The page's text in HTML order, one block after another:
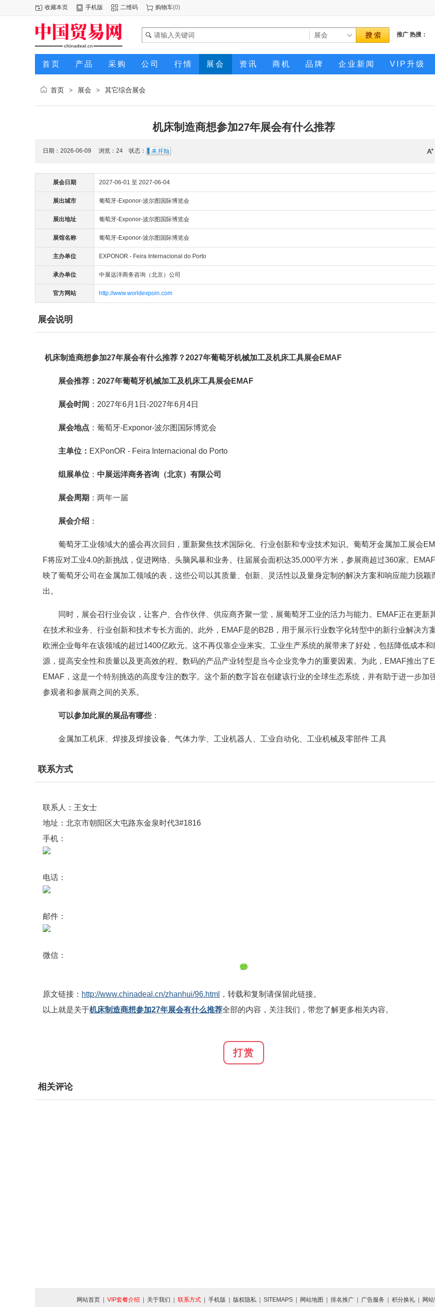
收藏本页 手机版 二维码 购物车(0)
推广 热搜：
首页 产品 采购 公司 行情 展会 资讯 商机 品牌 企业新闻 VIP升级
首页 > 展会 > 其它综合展会
机床制造商想参加27年展会有什么推荐
日期：2026-06-09 浏览： 24 状态：
展会日期 2027-06-01 至 2027-06-04
展出城市 葡萄牙-Exponor-波尔图国际博览会
展出地址 葡萄牙-Exponor-波尔图国际博览会
展馆名称 葡萄牙-Exponor-波尔图国际博览会
主办单位 EXPONOR - Feira Internacional do Porto
承办单位 中展远洋商务咨询（北京）公司
官方网站 http://www.worldexpoin.com
展会说明
机床制造商想参加27年展会有什么推荐？2027年葡萄牙机械加工及机床工具展会EMAF
展会推荐：2027年葡萄牙机械加工及机床工具展会EMAF
展会时间 ：2027年6月1日-2027年6月4日
展会地点 ：葡萄牙-Exponor-波尔图国际博览会
主单位： EXPonOR - Feira Internacional do Porto
组展单位 ： 中展远洋商务咨询（北京）有限公司
展会周期 ：两年一届
展会介绍 ：
葡萄牙工业领域大的盛会再次回归，重新聚焦技术国际化、行业创新和专业技术知识。葡萄牙金属加工展会
F将应对工业4.0的新挑战，促进网络、头脑风暴和业务。往届展会面积达35,000平方米，参展商超过360家。
映了葡萄牙公司在金属加工领域的表，这些公司以其质量、创新、灵活性以及量身定制的解决方案和响应能力脱颖
出。
同时，展会召行业会议，让客户、合作伙伴、供应商齐聚一堂，展葡萄牙工业的活力与能力。EMAF正在更新
在技术和业务、行业创新和技术专长方面的。此外，EMAF是的B2B，用于展示行业数字化转型中的新行业解决方
欧洲企业每年在该领域的超过1400亿欧元。这不再仅靠企业来实。工业生产系统的展带来了好处，包括降低成本和
源，提高安全性和质量以及更高效的程。数码的产品产业转型是当今企业竞争力的重要因素。为此，EMAF推出了
EMAF，这是一个特别挑选的高度专注的数字。这个新的数字旨在创建该行业的全球生态系统，并有助于进一步加
参观者和参展商之间的关系。
可以参加此展的展品有哪些：
金属加工机床、焊接及焊接设备、气体力学、工业机器人、工业自动化、工业机械及零部件 工具
联系方式
联系人：王女士
地址：北京市朝阳区大屯路东金泉时代3#1816
手机：
电话：
邮件：
微信：
原文链接： http://www.chinadeal.cn/zhanhui/96.html
，转载和复制请保留此链接。
以上就是关于机床制造商想参加27年展会有什么推荐全部的内容，关注我们，带您了解更多相关内容。
打赏
相关评论
网站首页 VIP套餐介绍 关于我们 联系方式 手机版 版权隐私 SITEMAPS 网站地图 排名推广 广告服务 积分换礼 网